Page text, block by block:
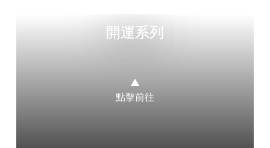
開運系列
▲
點擊前往